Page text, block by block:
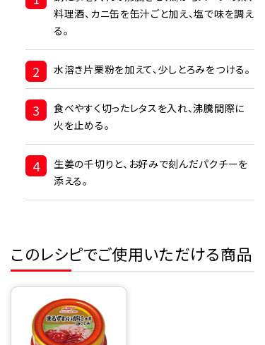
料理酒、カニ缶を缶汁ごと加え、塩で味を調え
る。
2 水溶き片栗粉を加えて、少しとろみをつける。
3
食べやすく切ったレタスを入れ、沸騰間際に
火を止める。
4
生姜の千切りと、お好みで刻んだパクチーを
添える。
このレシピでご使用いただける商品